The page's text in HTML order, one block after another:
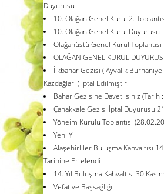
Duyurusu
10. Olağan Genel Kurul 2.
10. Olağan Genel Kurul Duyurusu
Olağanüstü Genel Kurul Toplantısı
OLAĞAN GENEL KURUL
İlkbahar Gezisi ( Ayvalık
Kazdağları ) İptal Edilmiştir.
Bahar Gezisine Davetlisiniz (Tarih
Çanakkale Gezisi İptal Duyurusu
Yöneim Kurulu Toplantısı
Yeni Yıl
Alaşehirliler Buluşma Kahvaltısı
Tarihine Ertelendi
14. Yıl Buluşma Kahvaltısı 30
Vefat ve Başsağlığı